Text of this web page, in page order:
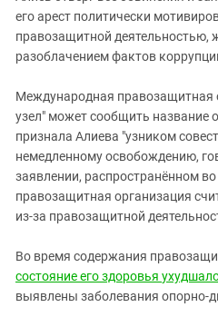
его арест политически
правозащитной
разоблачением фактов
Международная правозащитная
узел" может сообщить название
признала Алиева "узником
немедленному освобождению,
заявлении, распространённом
правозащитная организация
из-за правозащитной
Во время содержания
состояние его здоровья
выявлены заболевания опорно-